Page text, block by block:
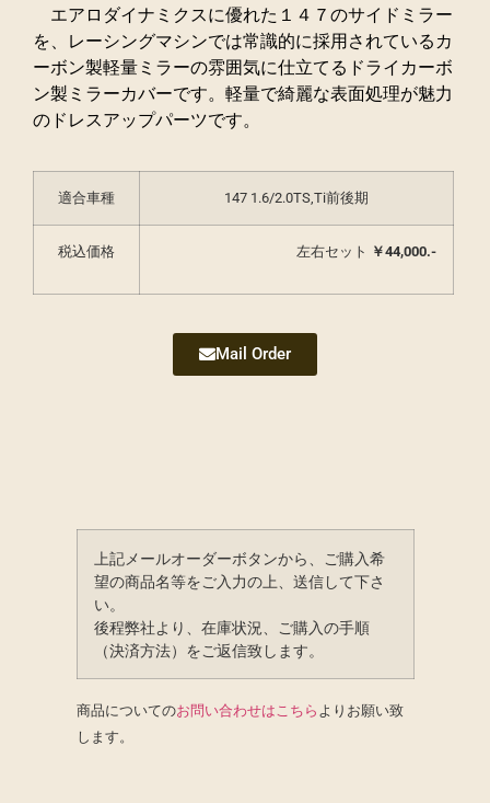
エアロダイナミクスに優れた１４７のサイドミラー
を、レーシングマシンでは常識的に採用されているカ
ーボン製軽量ミラーの雰囲気に仕立てるドライカーボ
ン製ミラーカバーです。軽量で綺麗な表面処理が魅力
のドレスアップパーツです。
適合車種 147 1.6/2.0TS,Ti前後期
税込価格 左右セット ￥44,000.-
Mail Order
上記メールオーダーボタンから、ご購入希
望の商品名等をご入力の上、送信して下さ
い。
後程弊社より、在庫状況、ご購入の手順
（決済方法）をご返信致します。
商品についてのお問い合わせはこちらよりお願い致
します。